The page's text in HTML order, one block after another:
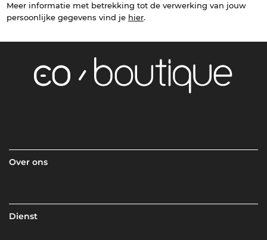
Meer informatie met betrekking tot de verwerking van jouw
persoonlijke gegevens vind je hier.
Over ons
Dienst